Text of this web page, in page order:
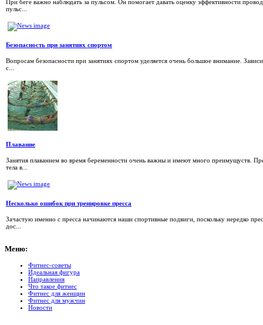
При беге важно наблюдать за пульсом. Он помогает давать оценку эффективности
пульс...
Безопасность при занятиях спортом
Вопросам безопасности при занятиях спортом уделяется очень большое внимание.
с...
Плавание
Занятия плаванием во время беременности очень важны и имеют много преимущуств.
тела в...
Несколько ошибок при тренировке пресса
Зачастую именно с пресса начинаются наши спортивные подвиги, поскольку нередко
дос...
Меню:
Фитнес-советы
Идеальная фигура
Направления
Что такое фитнес
Фитнес для женщин
Фитнес для мужчин
Новости